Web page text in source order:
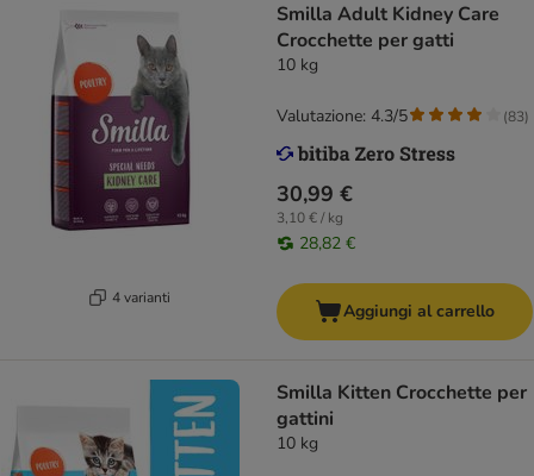
4 varianti
Smilla Adult Kidney Care
Crocchette per gatti
10 kg
30,99 €
3,10 € / kg
28,82 €
Valutazione: 4.3/5 (83)
Aggiungi al carrello
Smilla Kitten Crocchette per
gattini
10 kg